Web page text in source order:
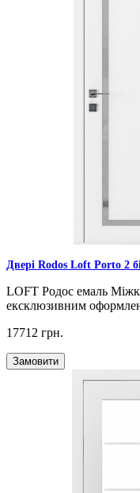
Двері Rodos Loft Porto 2
LOFT Родос емаль
ексклюзивним
17712 грн.
Замовити